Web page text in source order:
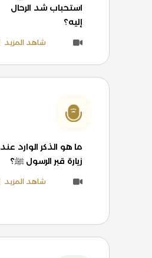
استحباب شد الرحال
إليه؟
شاهد المزيد
ما هو الذكر الوارد عند
زيارة قبر الرسول ﷺ؟
شاهد المزيد